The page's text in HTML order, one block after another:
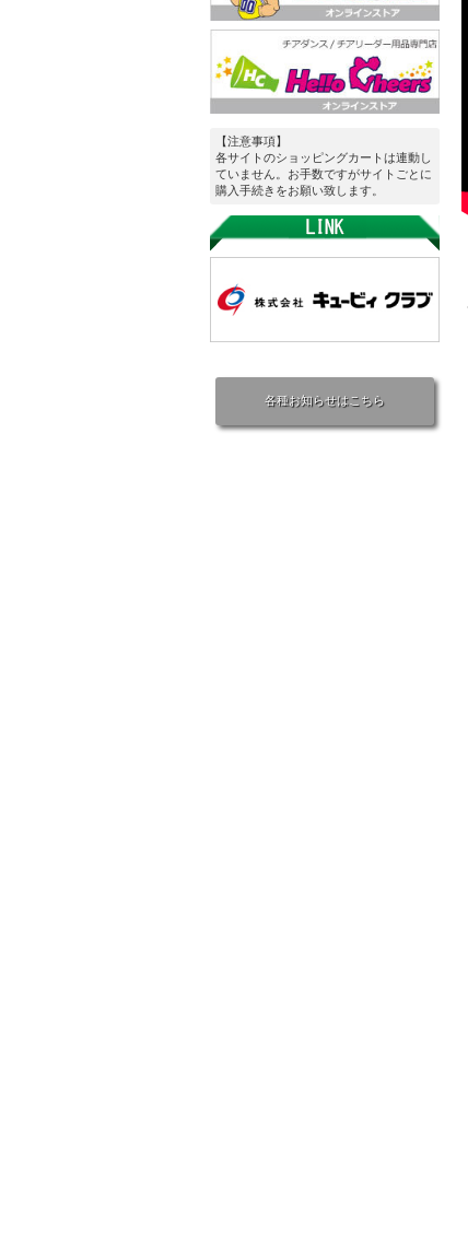
【注意事項】
各サイトのショッピングカートは連動し
ていません。お手数ですがサイトごとに
購入手続きをお願い致します。
各種お知らせはこちら